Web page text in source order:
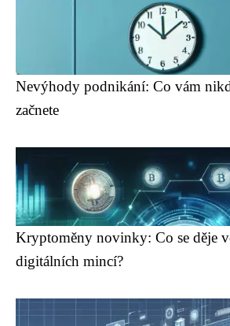
Nevýhody podnikání: Co vám
začnete
Kryptoměny novinky: Co se děje
digitálních mincí?